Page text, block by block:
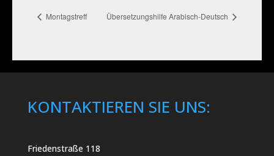
Montagstreff Übersetzungshilfe Arabisch-Deutsch
KONTAKTIEREN SIE UNS:
Friedenstraße 118